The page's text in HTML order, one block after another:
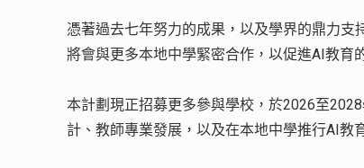
憑著過去七年努力的成果，以及學界的鼎力
將會與更多本地中學緊密合作，以促進AI教育
本計劃現正招募更多參與學校，於2026至
計、教師專業發展，以及在本地中學推行AI教